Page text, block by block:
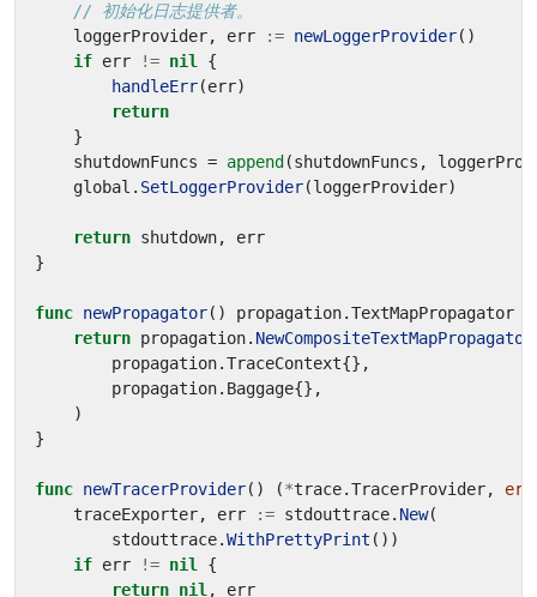
// 初始化日志提供者。
loggerProvider, err := newLoggerProvider()
if err != nil
{
handleErr(err)
return
}
shutdownFuncs = append (shutdownFuncs ,
global . SetLoggerProvider(loggerProvider)
return shutdown,
err
}
func newPropagator() propagation.TextMapPropagator
return propagation. NewCompositeTextMapPropagator
propagation.TraceContext{},
propagation. Baggage{},
)
}
func newTracerProvider() (*trace.TracerProvider,
traceExporter, err := stdouttrace. New(
stdouttrace.WithPrettyPrint ())
if err != nil
{
return nil ,
err